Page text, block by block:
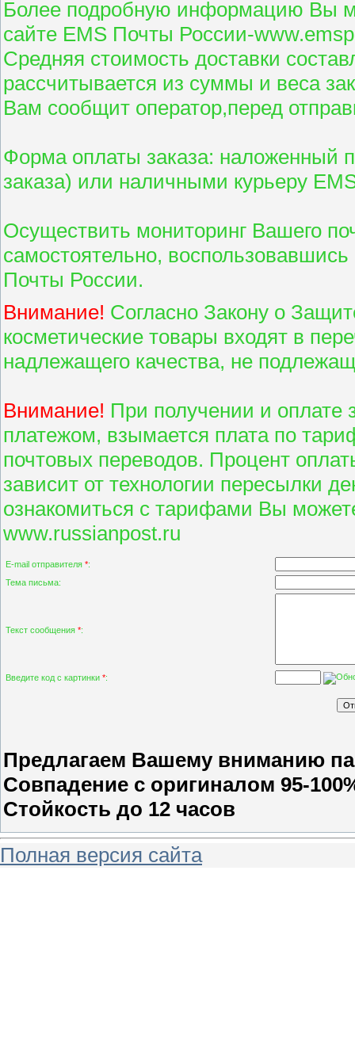
Более подробную информацию Вы
сайте EMS Почты России-
Средняя стоимость доставки
рассчитывается из суммы и веса
Вам сообщит оператор,перед
Форма оплаты заказа: наложенный
заказа) или наличными курьеру
Осуществить мониторинг Вашего
самостоятельно,
Почты России.
Внимание! Согласно Закону о
косметические товары входят в
надлежащего качества, не
Внимание! При получении и оплате
платежом, взымается плата по
почтовых переводов. Процент
зависит от технологии пересылки
ознакомиться с тарифами Вы
www.russianpost.ru
E-mail отправителя *:
Тема письма:
Текст сообщения *:
Введите код с картинки *:
Предлагаем Вашему вниманию
Совпадение с оригиналом 95-
Стойкость до 12 часов
Полная версия сайта